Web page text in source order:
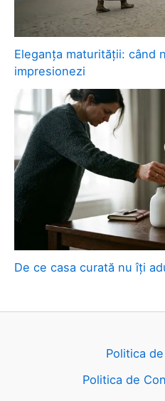
Eleganța maturității: când
impresionezi
De ce casa curată nu îți
Politica
Politica de